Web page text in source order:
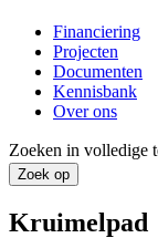
Financiering
Projecten
Documenten
Kennisbank
Over ons
Zoeken in volledige
Kruimelpad